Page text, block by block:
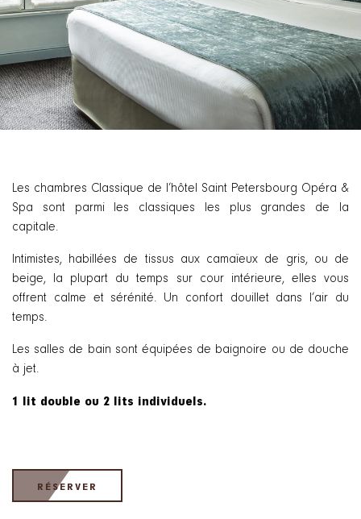
Les chambres Classique de l’hôtel Saint Petersbourg Opéra &
Spa sont parmi les classiques les plus grandes de la
capitale.
Intimistes, habillées de tissus aux camaïeux de gris, ou de
beige, la plupart du temps sur cour intérieure, elles vous
offrent calme et sérénité. Un confort douillet dans l’air du
temps.
Les salles de bain sont équipées de baignoire ou de douche
à jet.
1 lit double ou 2 lits individuels.
RÉSERVER